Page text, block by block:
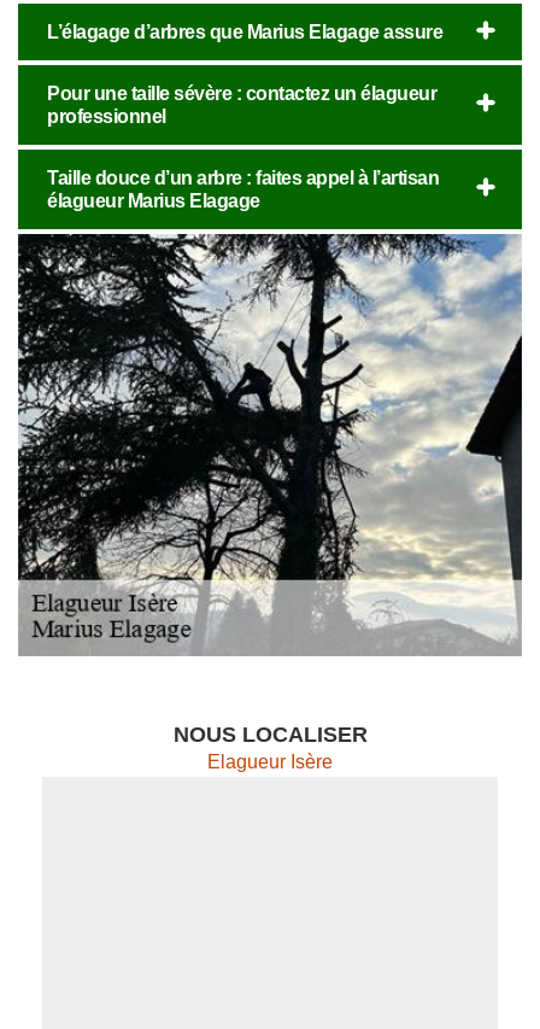
L’élagage d’arbres que Marius Elagage assure
Pour une taille sévère : contactez un élagueur
professionnel
Taille douce d’un arbre : faites appel à l’artisan
élagueur Marius Elagage
NOUS LOCALISER
Elagueur Isère